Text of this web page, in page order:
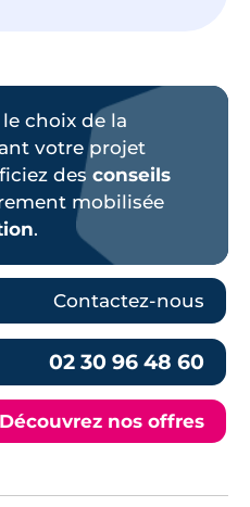
le choix de la
votre projet
des conseils
mobilisée
.
Contactez-nous
02 30 96 48 60
Découvrez nos offres